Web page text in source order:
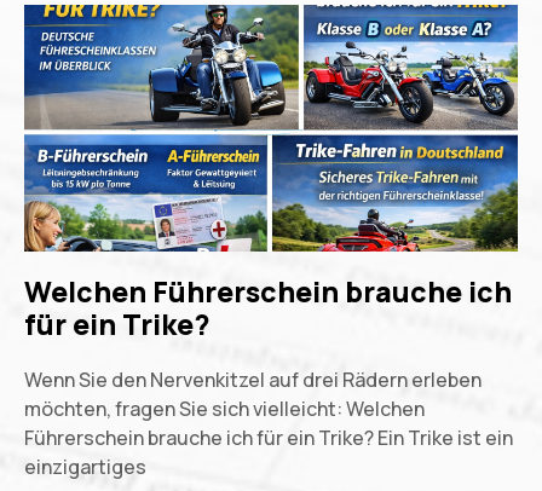
Welchen Führerschein brauche ich
für ein Trike?
Wenn Sie den Nervenkitzel auf drei Rädern erleben
möchten, fragen Sie sich vielleicht: Welchen
Führerschein brauche ich für ein Trike? Ein Trike ist ein
einzigartiges